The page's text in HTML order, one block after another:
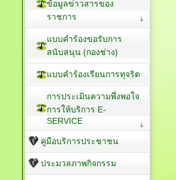
ข้อมูลข่าวสารของ
ราชการ
แบบคำร้องขอรับการ
สนับสนุน (กองช่าง)
แบบคำร้องเรียนการทุจริต
การประเมินความพึ่งพอใจ
การให้บริการ E-
SERVICE
คู่มือบริการประชาชน
ประมวลภาพกิจกรรม